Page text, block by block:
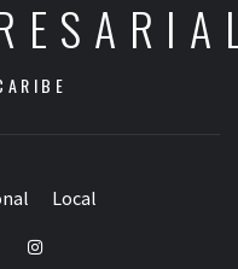
Local
Instagram